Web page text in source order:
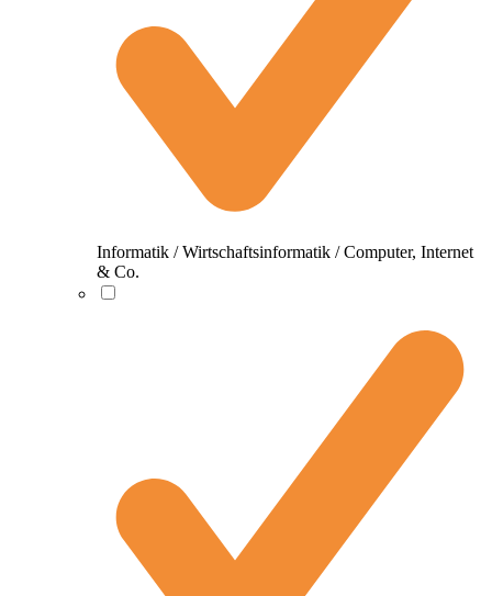
Informatik / Wirtschaftsinformatik / Computer, Internet
& Co.